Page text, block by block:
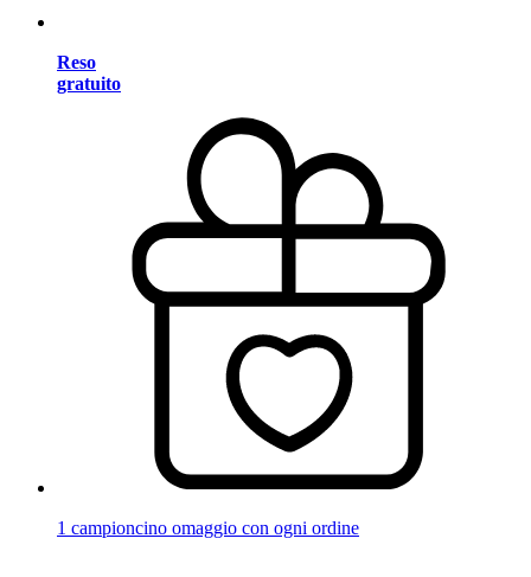
Reso
gratuito
1 campioncino omaggio con ogni ordine